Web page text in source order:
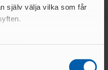
själv välja vilka som får
på upp till flera meter